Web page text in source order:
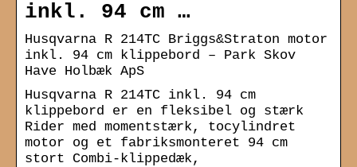
inkl. 94 cm …
Husqvarna R 214TC Briggs&Straton motor
inkl. 94 cm klippebord – Park Skov
Have Holbæk ApS
Husqvarna R 214TC inkl. 94 cm
klippebord er en fleksibel og stærk
Rider med momentstærk, tocylindret
motor og et fabriksmonteret 94 cm
stort Combi-klippedæk,